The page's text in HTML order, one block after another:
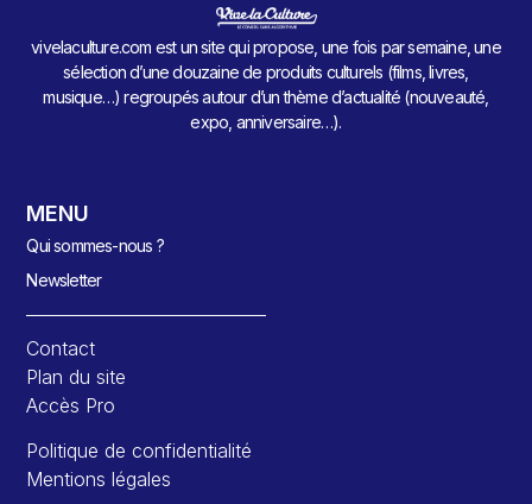
vivelaculture.com est un site qui propose, une fois par semaine, une
sélection d’une douzaine de produits culturels (films, livres,
musique…) regroupés autour d’un thème d’actualité (nouveauté,
expo, anniversaire…).
MENU
Qui sommes-nous ?
Newsletter
Contact
Plan du site
Accès Pro
Politique de confidentialité
Mentions légales